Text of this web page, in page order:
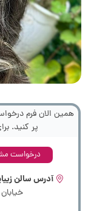
همین الان فرم
پر کنید.
درخواست
آدرس سالن